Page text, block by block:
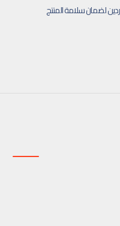
لضمان سلامة المنتج